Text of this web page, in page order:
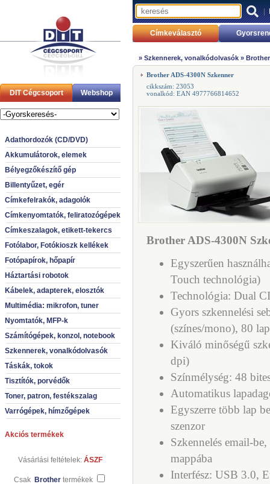
DIT Cégcsoport Webshop
Adathordozók (CD/DVD)
Akkumulátorok, elemek
Bélyegzőkészítő gép
Billentyűzet, egér
Címkefelrakók, adagolók
Címkenyomtatók, feliratozógépek
Címkeszalagok, etikett-tekercs
Fotólabor, Fotókioszk kellékek
Fotópapírok, hőpapír
Háztartási robotok
Kábelek, adapterek, elosztók
Multimédia: mikrofon, tuner
Nyomtatók, MFP-k
Számítógépek, konzol, notebook
Szkennerek, vonalkódolvasók
Táskák, tokok
Tisztítók, porvédők
Toner, patron, festékszalag
Varrógépek, hímzőgépek
Akciós termékek
Vásárlási feltételek: ÁSZF
Csak Brother termékek
|
Címkeválasztó
» Szkennerek, vonalkódolvasók »
Brother ADS-4300N Szkenner
cikkszám: 23053
vonalkód: EAN 4977766814652
Brother ADS-4300N
Egyszerűen
Touch technológia)
Technológia: Dual
Gyors szkennelési
(színes/mono), 80
Kiváló minőségű
dpi)
Színmélység: 48
Automatikus
Egyszerre több lap
szenzor
Szkennelés email-
mappába
Interfész: USB 3.0,